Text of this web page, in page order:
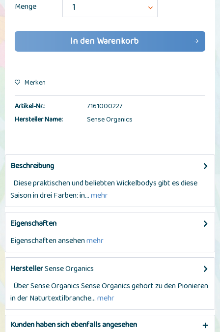
Menge
In den Warenkorb
Merken
Artikel-Nr.:
7161000227
Hersteller Name:
Sense Organics
Beschreibung
Diese praktischen und beliebten Wickelbodys gibt es diese
Saison in drei Farben: in...mehr
Eigenschaften
Eigenschaften ansehenmehr
HerstellerSense Organics
Über Sense Organics Sense Organics gehört zu den Pionieren
in der Naturtextilbranche...mehr
Kunden haben sich ebenfalls angesehen